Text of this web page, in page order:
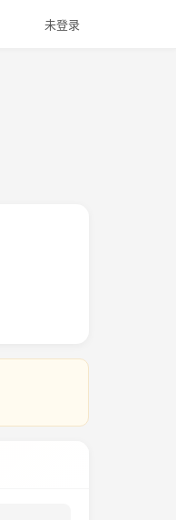
未登录